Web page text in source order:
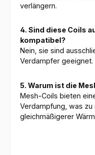
verlängern.
4. Sind diese Coils
kompatibel?
Nein, sie sind
Verdampfer geeignet.
5. Warum ist die
Mesh-Coils bieten
Verdampfung, was
gleichmäßigerer